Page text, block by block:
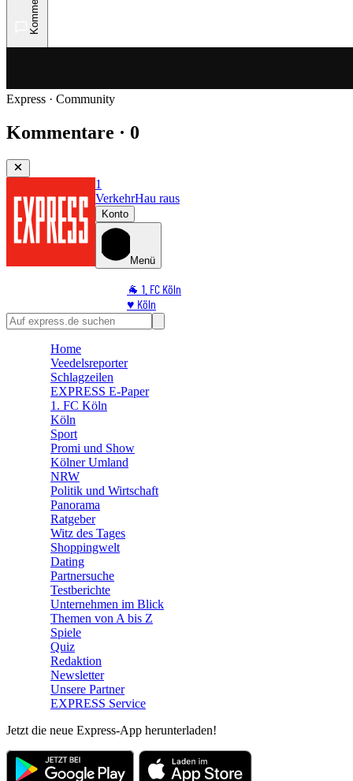
Express · Community
Kommentare · 0
1
VerkehrHau raus
Konto
Menü
🐐 1. FC Köln
♥️ Köln
⭐ Promi
🛒 Shoppingwelt
Home
Veedelsreporter
Schlagzeilen
EXPRESS E-Paper
1. FC Köln
Köln
Sport
Promi und Show
Kölner Umland
NRW
Politik und Wirtschaft
Panorama
Ratgeber
Witz des Tages
Shoppingwelt
Dating
Partnersuche
Testberichte
Unternehmen im Blick
Themen von A bis Z
Spiele
Quiz
Redaktion
Newsletter
Unsere Partner
EXPRESS Service
Jetzt die neue Express-App herunterladen!